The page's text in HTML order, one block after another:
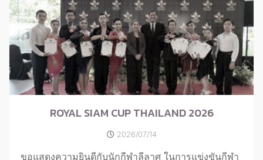
ROYAL SIAM CUP THAILAND 2026
2026/07/14
ขอแสดงความยินดีกับนักกีฬาลีลาศ ในการแข่งขันกีฬา